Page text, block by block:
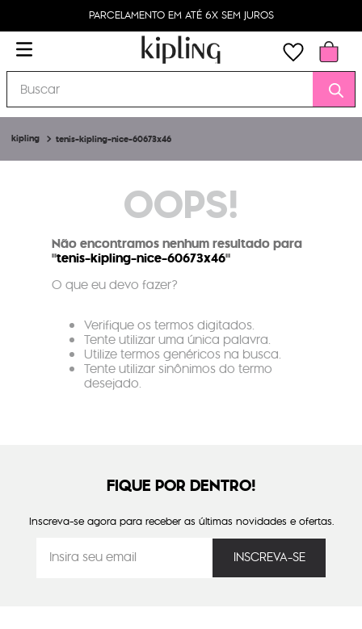
PARCELAMENTO EM ATÉ 6X SEM JUROS
Buscar
tenis-kipling-nice-60673x46
OOPS!
Não encontramos nenhum resultado para
"tenis-kipling-nice-60673x46"
O que eu devo fazer?
Verifique os termos digitados.
Tente utilizar uma única palavra.
Utilize termos genéricos na busca.
Tente utilizar sinônimos do termo
desejado.
FIQUE POR DENTRO!
Inscreva-se agora para receber as últimas novidades e ofertas.